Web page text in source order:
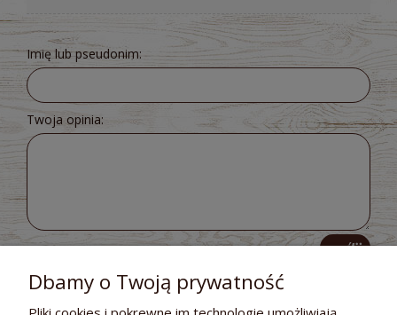
Imię lub pseudonim:
Twoja opinia:
wyślij
Dbamy o Twoją prywatność